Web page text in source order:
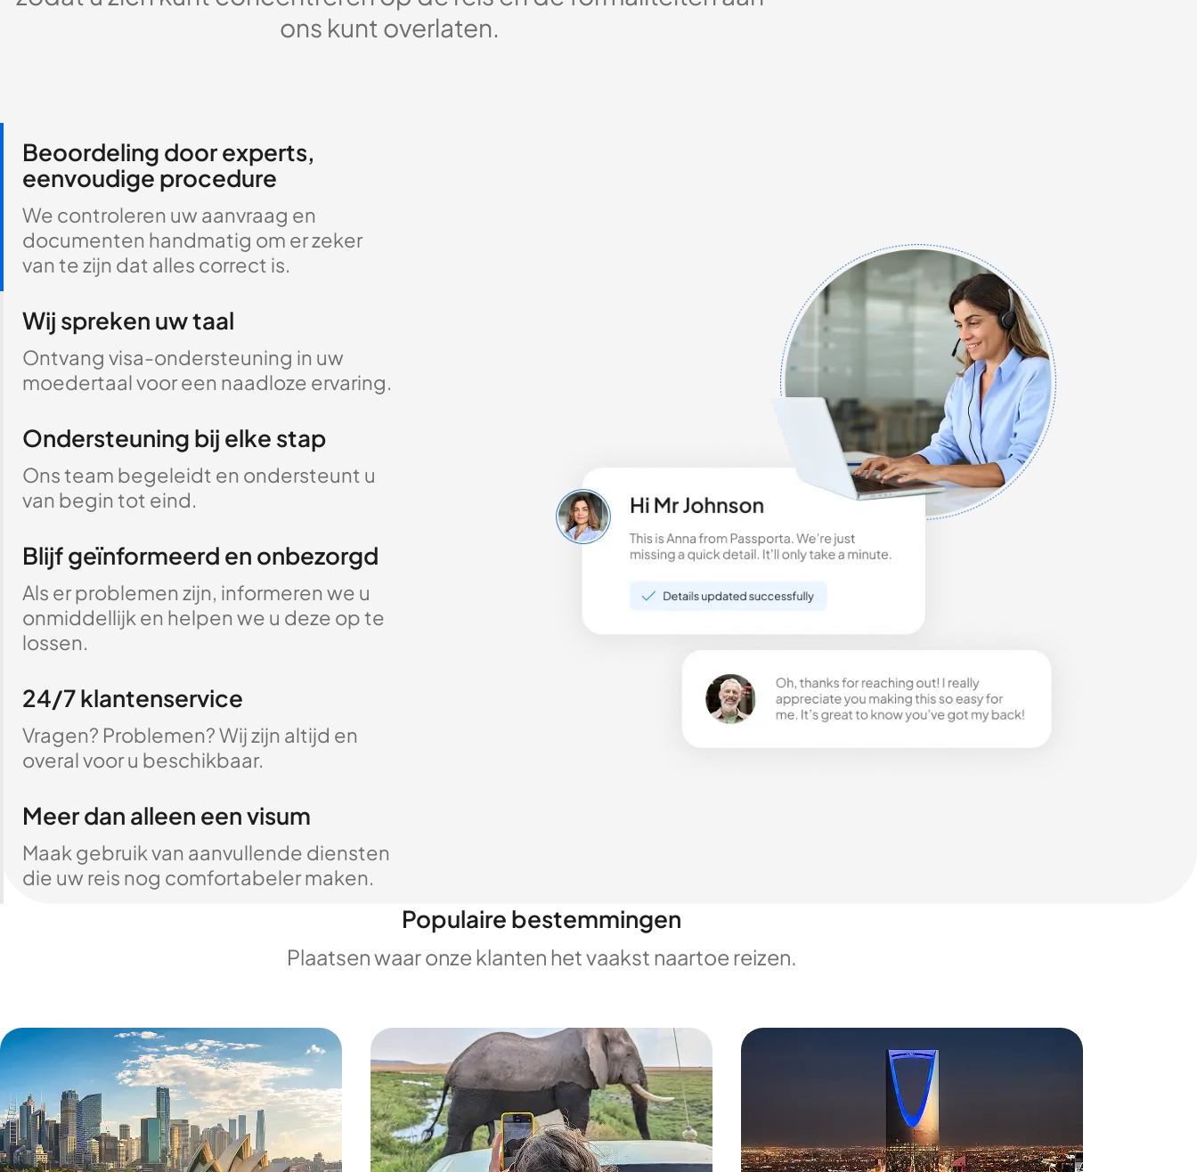
ons kunt overlaten.
Beoordeling door experts,
eenvoudige procedure
We controleren uw aanvraag en
documenten handmatig om er zeker
van te zijn dat alles correct is.
Wij spreken uw taal
Ontvang visa-ondersteuning in uw
moedertaal voor een naadloze ervaring.
Ondersteuning bij elke stap
Ons team begeleidt en ondersteunt u
van begin tot eind.
Blijf geïnformeerd en onbezorgd
Als er problemen zijn, informeren we u
onmiddellijk en helpen we u deze op te
lossen.
24/7 klantenservice
Vragen? Problemen? Wij zijn altijd en
overal voor u beschikbaar.
Meer dan alleen een visum
Maak gebruik van aanvullende diensten
die uw reis nog comfortabeler maken.
Populaire bestemmingen
Plaatsen waar onze klanten het vaakst naartoe reizen.